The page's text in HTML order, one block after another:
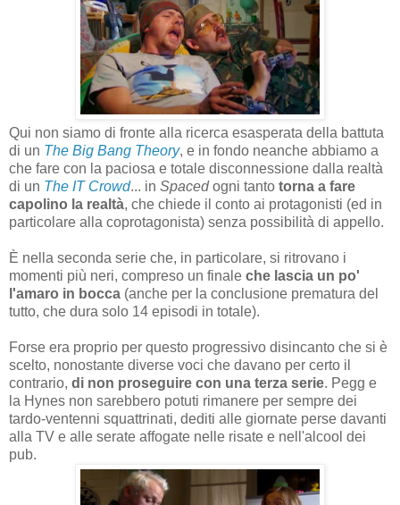
Qui non siamo di fronte alla ricerca esasperata della battuta
di un The Big Bang Theory, e in fondo neanche abbiamo a
che fare con la paciosa e totale disconnessione dalla realtà
di un The IT Crowd... in Spacedogni tanto torna a fare
capolino la realtà, che chiede il conto ai protagonisti (ed in
particolare alla coprotagonista) senza possibilità di appello.
È nella seconda serie che, in particolare, si ritrovano i
momenti più neri, compreso un finale che lascia un po'
l'amaro in bocca (anche per la conclusione prematura del
tutto, che dura solo 14 episodi in totale).
Forse era proprio per questo progressivo disincanto che si è
scelto, nonostante diverse voci che davano per certo il
contrario, di non proseguire con una terza serie. Pegg e
la Hynes non sarebbero potuti rimanere per sempre dei
tardo-ventenni squattrinati, dediti alle giornate perse davanti
alla TV e alle serate affogate nelle risate e nell'alcool dei
pub.